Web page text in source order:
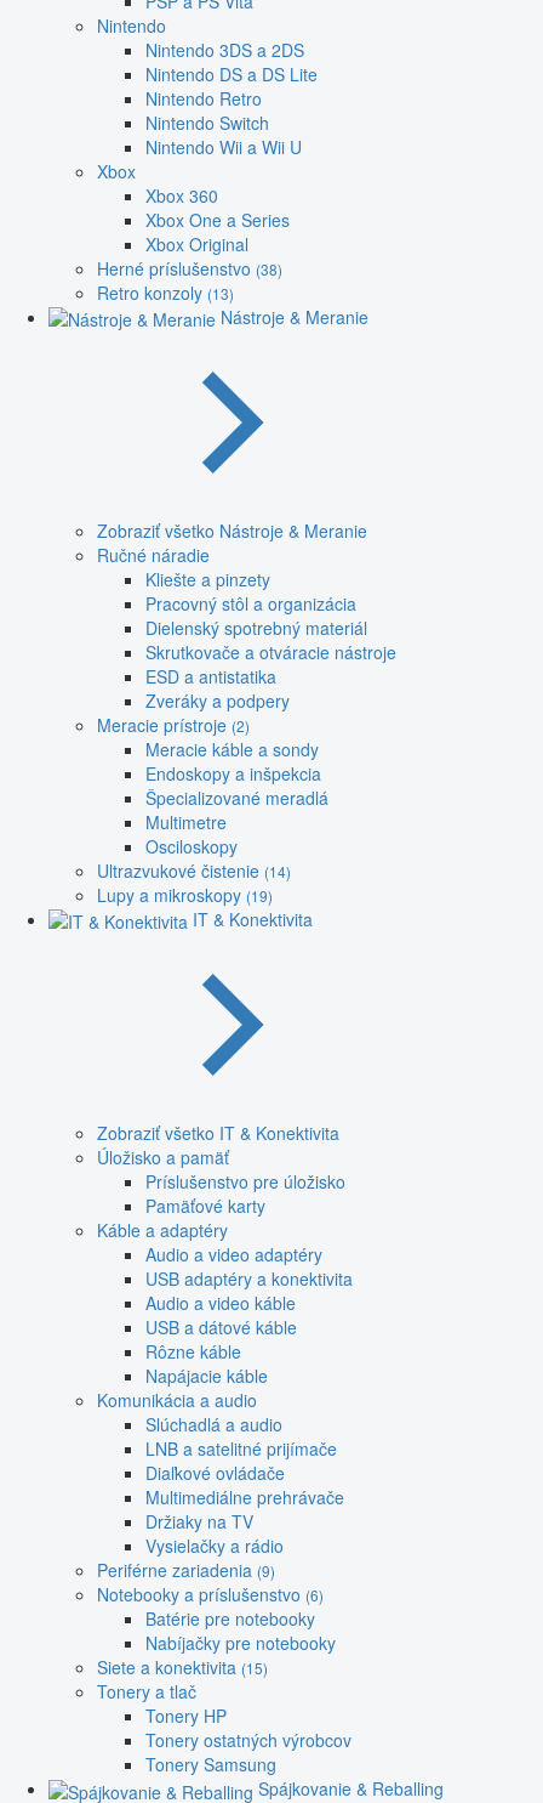
Nintendo
Nintendo 3DS a 2DS
Nintendo DS a DS Lite
Nintendo Retro
Nintendo Switch
Nintendo Wii a Wii U
Xbox
Xbox 360
Xbox One a Series
Xbox Original
Herné príslušenstvo (38)
Retro konzoly (13)
Nástroje & Meranie
Zobraziť všetko Nástroje & Meranie
Ručné náradie
Kliešte a pinzety
Pracovný stôl a organizácia
Dielenský spotrebný materiál
Skrutkovače a otváracie nástroje
ESD a antistatika
Zveráky a podpery
Meracie prístroje (2)
Meracie káble a sondy
Endoskopy a inšpekcia
Špecializované meradlá
Multimetre
Osciloskopy
Ultrazvukové čistenie (14)
Lupy a mikroskopy (19)
IT & Konektivita
Zobraziť všetko IT & Konektivita
Úložisko a pamäť
Príslušenstvo pre úložisko
Pamäťové karty
Káble a adaptéry
Audio a video adaptéry
USB adaptéry a konektivita
Audio a video káble
USB a dátové káble
Rôzne káble
Napájacie káble
Komunikácia a audio
Slúchadlá a audio
LNB a satelitné prijímače
Diaľkové ovládače
Multimediálne prehrávače
Držiaky na TV
Vysielačky a rádio
Periférne zariadenia (9)
Notebooky a príslušenstvo (6)
Batérie pre notebooky
Nabíjačky pre notebooky
Siete a konektivita (15)
Tonery a tlač
Tonery HP
Tonery ostatných výrobcov
Tonery Samsung
Spájkovanie & Reballing